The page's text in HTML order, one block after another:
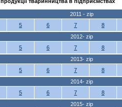
2011 - zip
5 6 7
8
2012- zip
5 6 7
8
2013- zip
5 6 7
8
2014- zip
5 6 7
8
2015- zip